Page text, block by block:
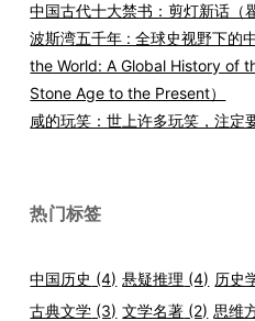
中国古代十大禁书：剪灯新话（
波斯湾五千年 : 全球史视野下的
the World: A Global History of
Stone Age to the Present）
咸的玩笑：世上许多玩笑，注定
热门标签
中国历史 (4) 悬疑推理 (4) 历史
古典文学 (3) 文学名著 (2) 思维